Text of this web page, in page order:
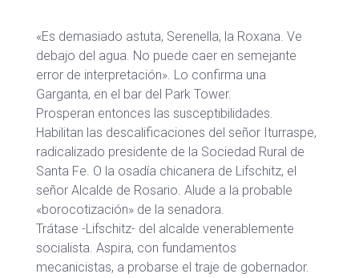
«Es demasiado astuta, Serenella, la Roxana. Ve
debajo del agua. No puede caer en semejante
error de interpretación». Lo confirma una
Garganta, en el bar del Park Tower.
Prosperan entonces las susceptibilidades.
Habilitan las descalificaciones del señor Iturraspe,
radicalizado presidente de la Sociedad Rural de
Santa Fe. O la osadía chicanera de Lifschitz, el
señor Alcalde de Rosario. Alude a la probable
«borocotización» de la senadora.
Trátase -Lifschitz- del alcalde venerablemente
socialista. Aspira, con fundamentos
mecanicistas, a probarse el traje de gobernador.